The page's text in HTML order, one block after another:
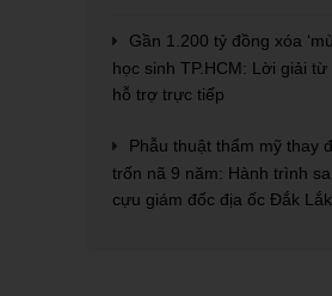
Gần 1.200 tỷ đồng xóa
học sinh TP.HCM: Lời giải
hỗ trợ trực tiếp
Phẫu thuật thẩm mỹ thay
trốn nã 9 năm: Hành trình
cựu giám đốc địa ốc Đắk Lắk